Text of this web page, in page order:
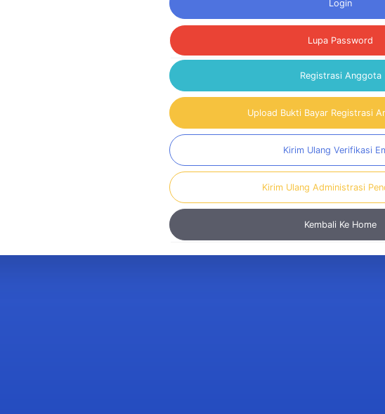
Login
Lupa Password
Registrasi Anggota
Upload Bukti Bayar Registrasi
Kirim Ulang Verifikasi
Kirim Ulang Administrasi
Kembali Ke Home